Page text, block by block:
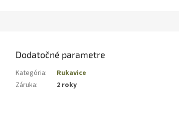
Dodatočné parametre
Kategória:
Rukavice
Záruka: 2 roky